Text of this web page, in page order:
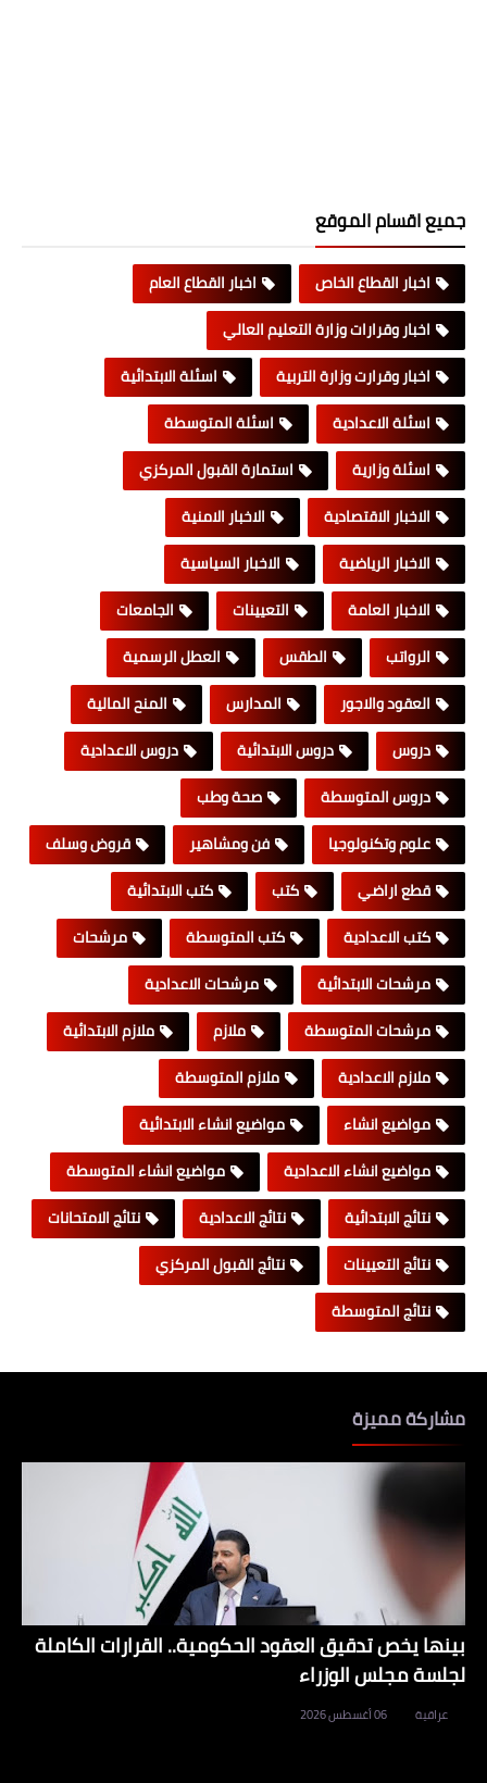
جميع اقسام الموقع
اخبار القطاع الخاص
اخبار القطاع العام
اخبار وقرارات وزارة التعليم العالي
اخبار وقرارت وزارة التربية
اسئلة الابتدائية
اسئلة الاعدادية
اسئلة المتوسطة
اسئلة وزارية
استمارة القبول المركزي
الاخبار الاقتصادية
الاخبار الامنية
الاخبار الرياضية
الاخبار السياسية
الاخبار العامة
التعيينات
الجامعات
الرواتب
الطقس
العطل الرسمية
العقود والاجور
المدارس
المنح المالية
دروس
دروس الابتدائية
دروس الاعدادية
دروس المتوسطة
صحة وطب
علوم وتكنولوجيا
فن ومشاهير
قروض وسلف
قطع اراضي
كتب
كتب الابتدائية
كتب الاعدادية
كتب المتوسطة
مرشحات
مرشحات الابتدائية
مرشحات الاعدادية
مرشحات المتوسطة
ملازم
ملازم الابتدائية
ملازم الاعدادية
ملازم المتوسطة
مواضيع انشاء
مواضيع انشاء الابتدائية
مواضيع انشاء الاعدادية
مواضيع انشاء المتوسطة
نتائج الابتدائية
نتائج الاعدادية
نتائج الامتحانات
نتائج التعيينات
نتائج القبول المركزي
نتائج المتوسطة
مشاركة مميزة
بينها يخص تدقيق العقود الحكومية.. القرارات الكاملة
لجلسة مجلس الوزراء
عراقية 06 أغسطس 2026